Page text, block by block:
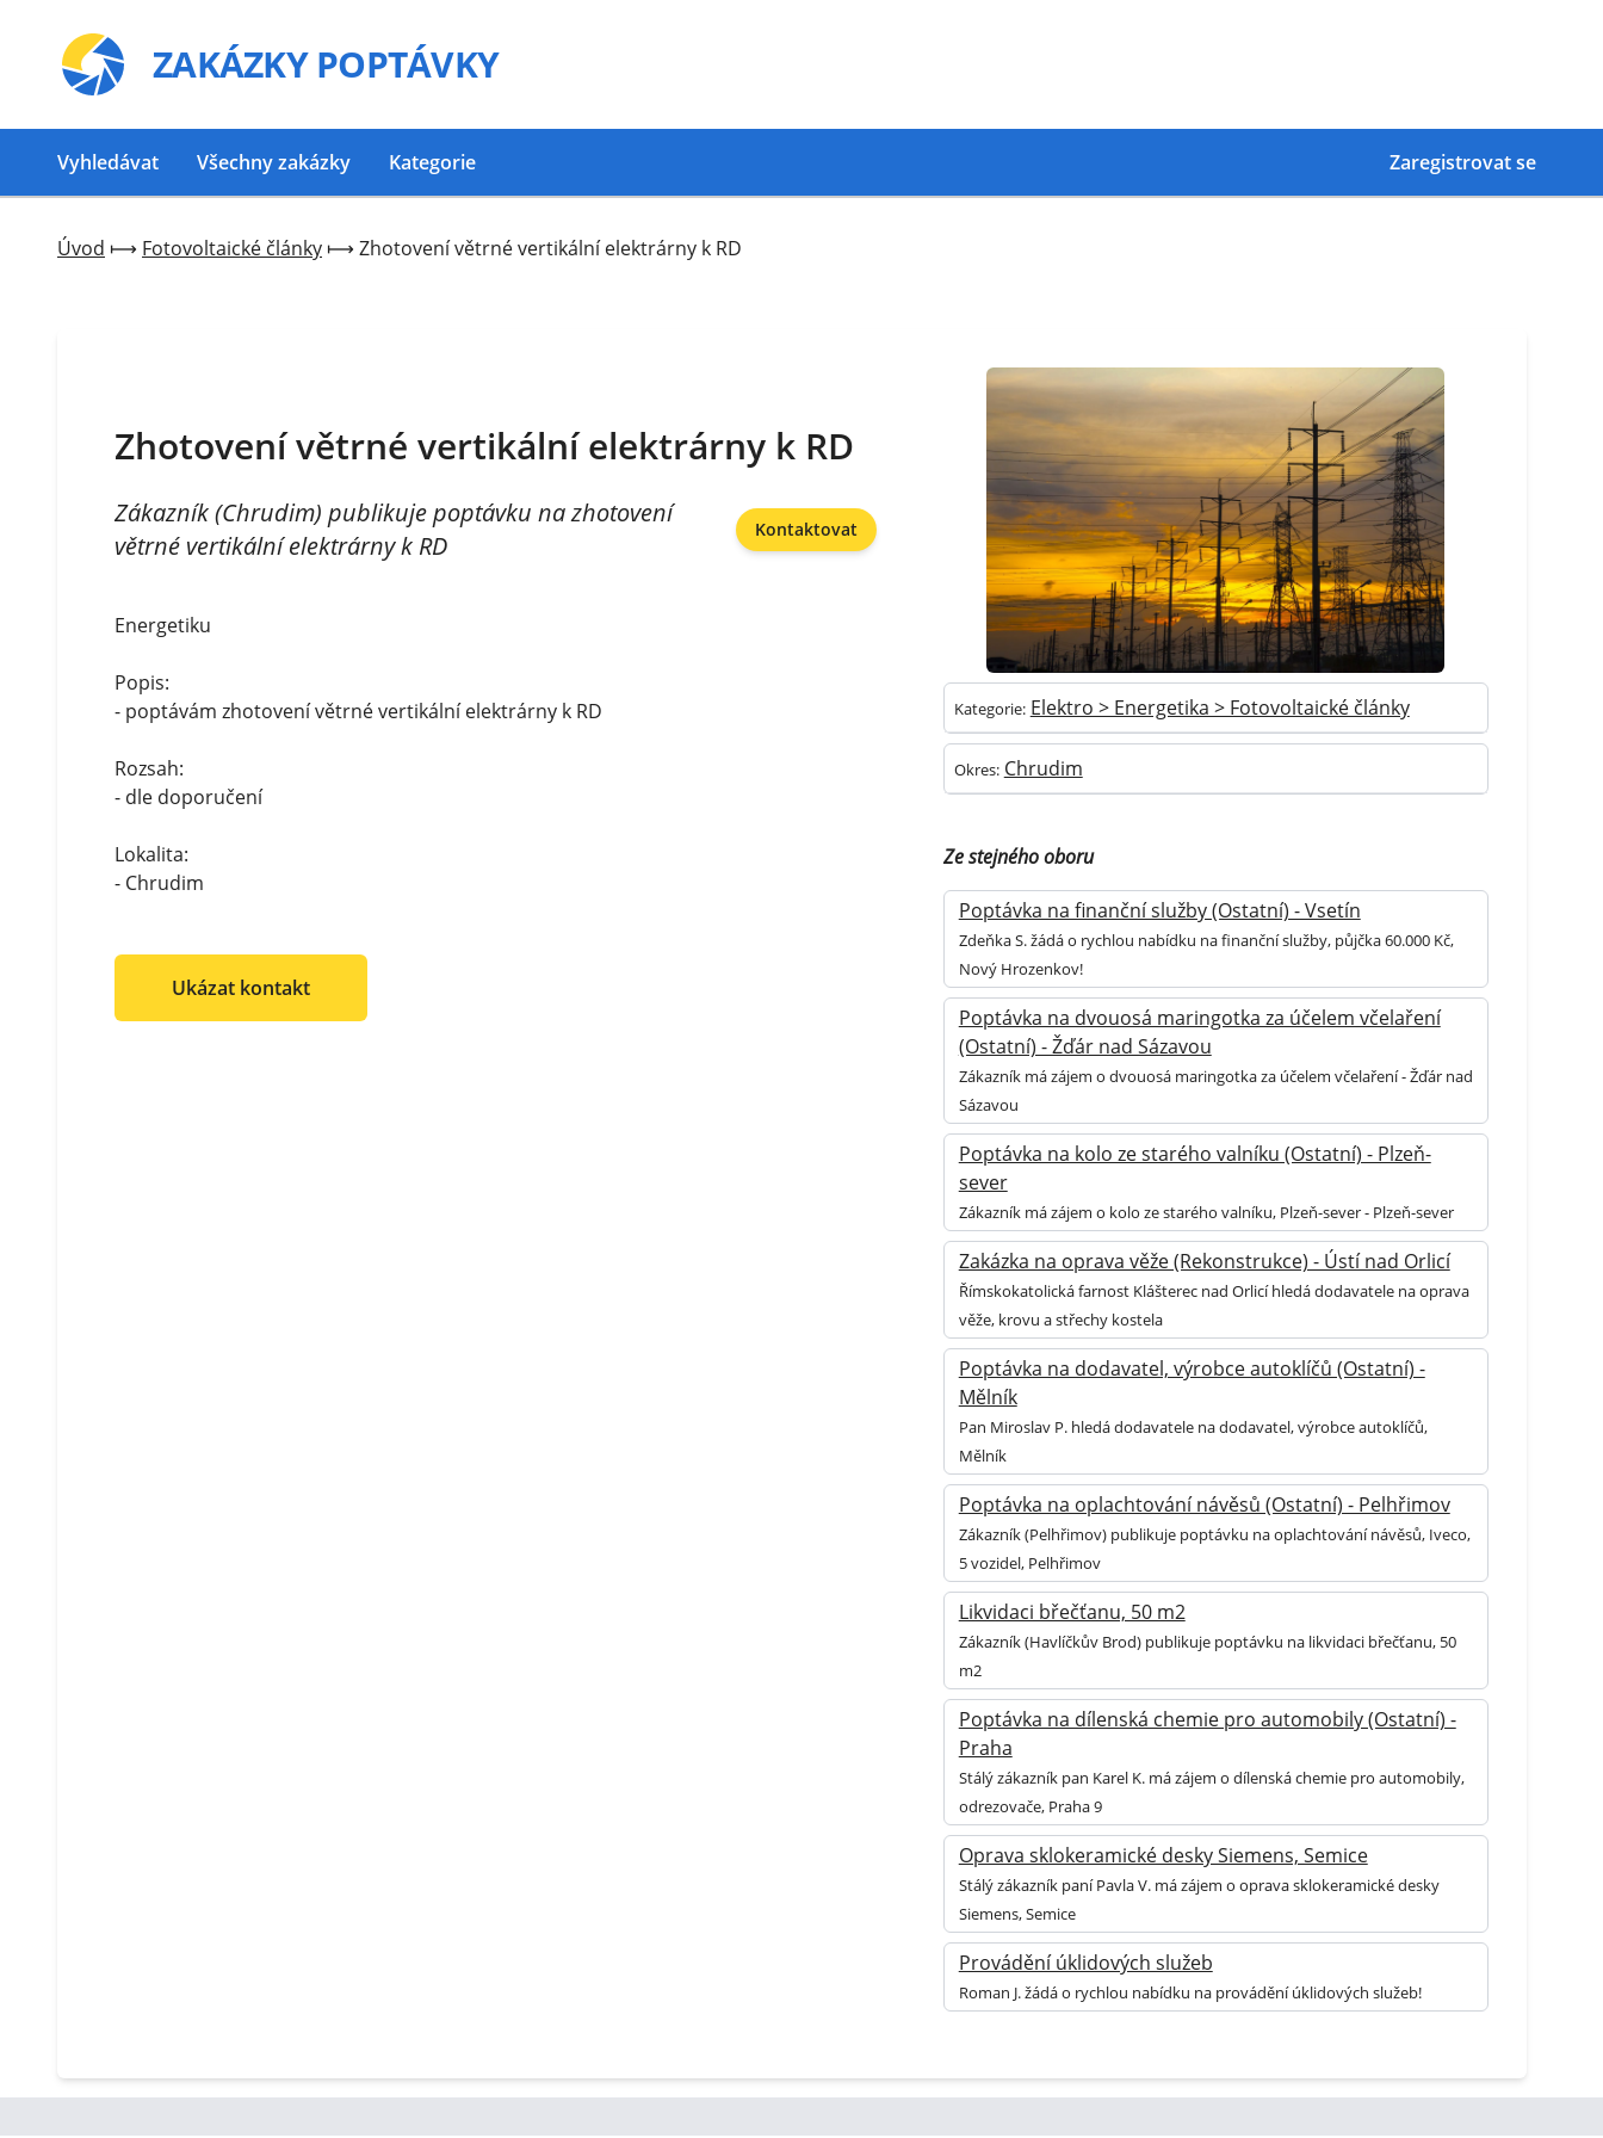
ZAKÁZKY POPTÁVKY
Vyhledávat Všechny zakázky Kategorie Zaregistrovat se
Úvod ⟼ Fotovoltaické články ⟼ Zhotovení větrné vertikální elektrárny k RD
Zhotovení větrné vertikální elektrárny k RD
Zákazník (Chrudim) publikuje poptávku na zhotovení
větrné vertikální elektrárny k RD
Kontaktovat
Energetiku
Popis:
- poptávám zhotovení větrné vertikální elektrárny k RD
Rozsah:
- dle doporučení
Lokalita:
- Chrudim
Ukázat kontakt
Kategorie: Elektro > Energetika > Fotovoltaické články
Okres: Chrudim
Ze stejného oboru
Poptávka na finanční služby (Ostatní) - Vsetín
Zdeňka S. žádá o rychlou nabídku na finanční služby, půjčka 60.000 Kč,
Nový Hrozenkov!
Poptávka na dvouosá maringotka za účelem včelaření
(Ostatní) - Žďár nad Sázavou
Zákazník má zájem o dvouosá maringotka za účelem včelaření - Žďár nad
Sázavou
Poptávka na kolo ze starého valníku (Ostatní) - Plzeň-
sever
Zákazník má zájem o kolo ze starého valníku, Plzeň-sever - Plzeň-sever
Zakázka na oprava věže (Rekonstrukce) - Ústí nad Orlicí
Římskokatolická farnost Klášterec nad Orlicí hledá dodavatele na oprava
věže, krovu a střechy kostela
Poptávka na dodavatel, výrobce autoklíčů (Ostatní) -
Mělník
Pan Miroslav P. hledá dodavatele na dodavatel, výrobce autoklíčů,
Mělník
Poptávka na oplachtování návěsů (Ostatní) - Pelhřimov
Zákazník (Pelhřimov) publikuje poptávku na oplachtování návěsů, Iveco,
5 vozidel, Pelhřimov
Likvidaci břečťanu, 50 m2
Zákazník (Havlíčkův Brod) publikuje poptávku na likvidaci břečťanu, 50
m2
Poptávka na dílenská chemie pro automobily (Ostatní) -
Praha
Stálý zákazník pan Karel K. má zájem o dílenská chemie pro automobily,
odrezovače, Praha 9
Oprava sklokeramické desky Siemens, Semice
Stálý zákazník paní Pavla V. má zájem o oprava sklokeramické desky
Siemens, Semice
Provádění úklidových služeb
Roman J. žádá o rychlou nabídku na provádění úklidových služeb!